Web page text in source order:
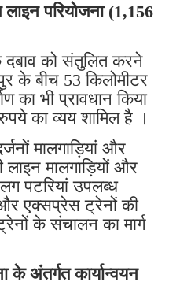
परियोजना (1,156
दबाव को संतुलित करने
के बीच 53 किलोमीटर
का भी प्रावधान किया
का व्यय शामिल है ।
मालगाड़ियां और
मालगाड़ियों और
पटरियां उपलब्ध
एक्सप्रेस ट्रेनों की
के संचालन का मार्ग
के अंतर्गत कार्यान्वयन